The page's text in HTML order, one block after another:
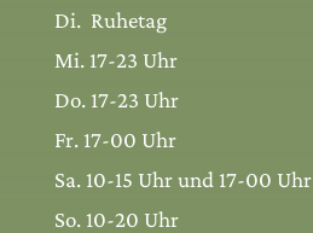
Di. Ruhetag
Mi. 17-23 Uhr
Do. 17-23 Uhr
Fr. 17-00 Uhr
Sa. 10-15 Uhr und 17-00 Uhr
So. 10-20 Uhr